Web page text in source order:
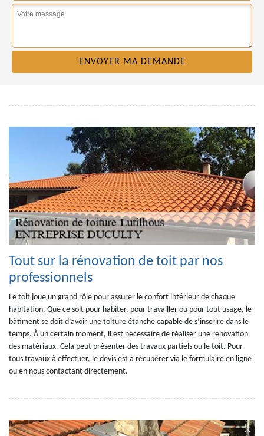
Tout sur la rénovation de toit par nos
professionnels
Le toit joue un grand rôle pour assurer le confort intérieur de chaque
habitation. Que ce soit pour habiter, pour travailler ou pour tout usage, le
bâtiment se doit d’avoir une toiture étanche capable de s’inscrire dans le
temps. À un certain moment, il est nécessaire de réaliser une rénovation
des matériaux. Cela peut présenter des travaux partiels ou le toit. Pour
tous travaux à effectuer, le devis est à récupérer via le formulaire en ligne
ou en nous contactant directement.